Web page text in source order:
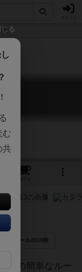
13
カフェ
シュピール2019秋
けの簡単なルー
じる
む
共